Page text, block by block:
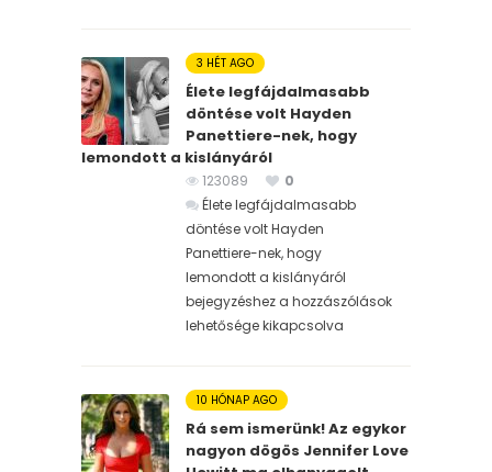
3 HÉT AGO
Élete legfájdalmasabb
döntése volt Hayden
Panettiere-nek, hogy
lemondott a kislányáról
123089
0
Élete legfájdalmasabb
döntése volt Hayden
Panettiere-nek, hogy
lemondott a kislányáról
bejegyzéshez a hozzászólások
lehetősége kikapcsolva
10 HÓNAP AGO
Rá sem ismerünk! Az egykor
nagyon dögös Jennifer Love